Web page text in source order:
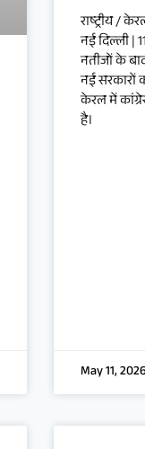
राष्ट्रीय /
नई दिल्ली |
नतीजों के
नई सरकारों
केरल में
है।
May 11, 2026